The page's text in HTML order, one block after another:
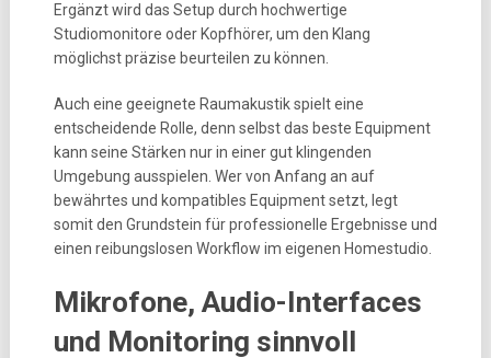
Ergänzt wird das Setup durch hochwertige
Studiomonitore oder Kopfhörer, um den Klang
möglichst präzise beurteilen zu können.
Auch eine geeignete Raumakustik spielt eine
entscheidende Rolle, denn selbst das beste Equipment
kann seine Stärken nur in einer gut klingenden
Umgebung ausspielen. Wer von Anfang an auf
bewährtes und kompatibles Equipment setzt, legt
somit den Grundstein für professionelle Ergebnisse und
einen reibungslosen Workflow im eigenen Homestudio.
Mikrofone, Audio-Interfaces
und Monitoring sinnvoll